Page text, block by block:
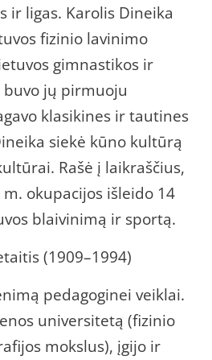
ir ligas. Karolis Dineika
fizinio lavinimo
gimnastikos ir
jų pirmuoju
klasikines ir tautines
siekė kūno kultūrą
Rašė į laikraščius,
okupacijos išleido 14
blaivinimą ir sportą.
(1909–1994)
pedagoginei veiklai.
universitetą (fizinio
mokslus), įgijo ir